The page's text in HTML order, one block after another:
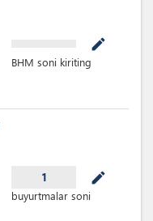
mode_edit
BHM soni kiriting
1 mode_edit
buyurtmalar soni